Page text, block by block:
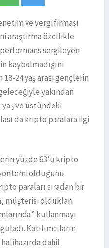
ve vergi firması
araştırma özellikle
sergileyen
kaybolmadığını
24 yaş arası gençlerin
yakından
ve üstündeki
da kripto paralara ilgi
yüzde 63’ü kripto
olduğunu
paraları sıradan bir
müşterisi oldukları
kullanmayı
Katılımcıların
dahil